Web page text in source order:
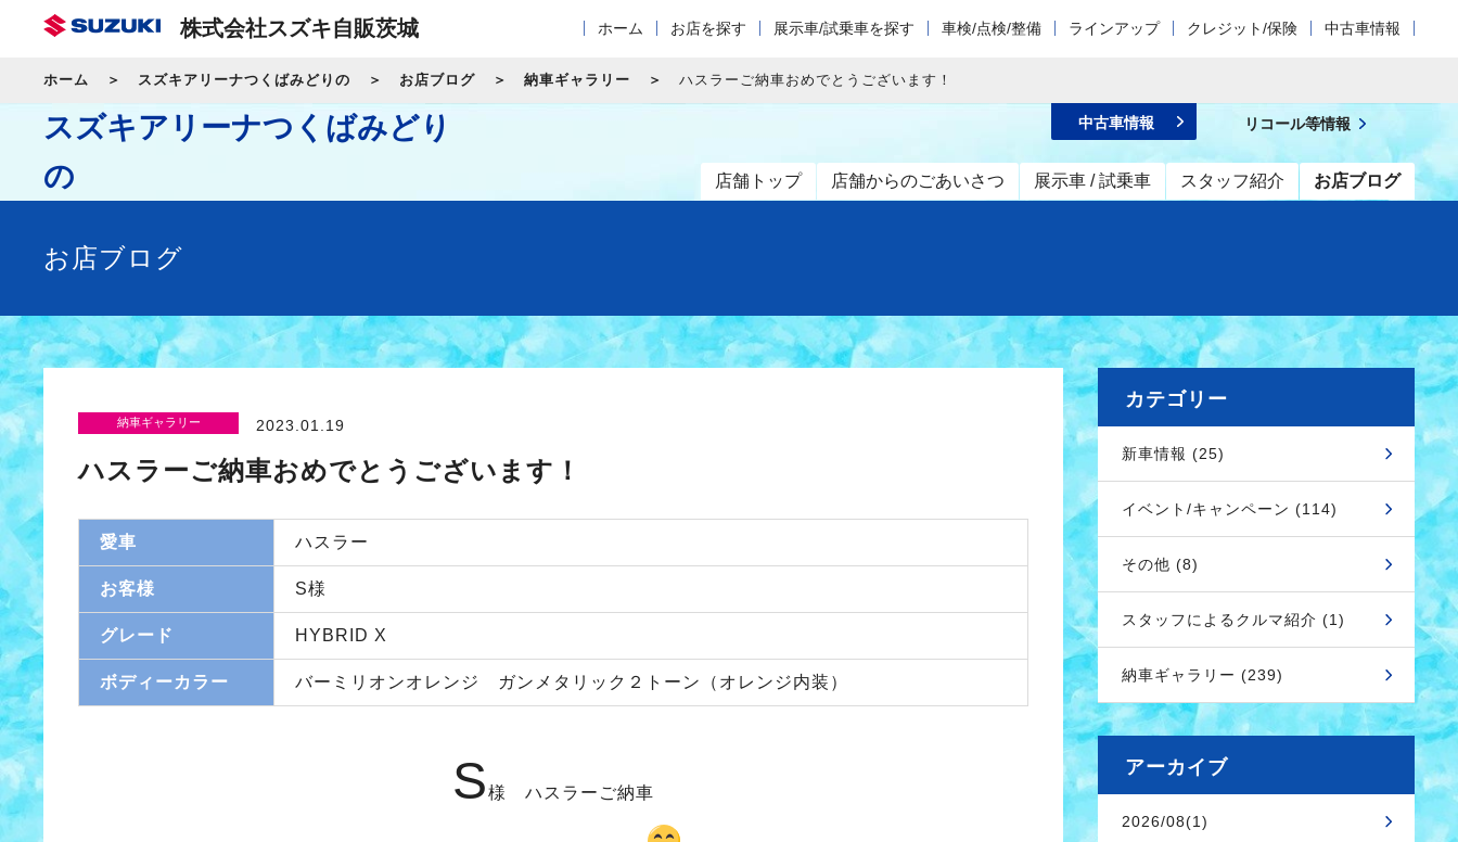
株式会社スズキ自販茨城 ホーム お店を探す 展示車/試乗車を探す 車検/点検/整備 ラインアップ クレジット/保険 中古車情報
ホーム スズキアリーナつくばみどりの お店ブログ 納車ギャラリー ハスラーご納車おめでとうございます！
スズキアリーナつくばみどり
の
店舗トップ 店舗からのごあいさつ 展示車 / 試乗車 スタッフ紹介 お店ブログ
中古車情報 リコール等情報
お店ブログ
納車ギャラリー 2023.01.19
ハスラーご納車おめでとうございます！
愛車 ハスラー
お客様 S様
グレード HYBRID X
ボディーカラー バーミリオンオレンジ ガンメタリック２トーン（オレンジ内装）
S様 ハスラーご納車
カテゴリー
新車情報 (25)
イベント/キャンペーン (114)
その他 (8)
スタッフによるクルマ紹介 (1)
納車ギャラリー (239)
アーカイブ
2026/08(1)